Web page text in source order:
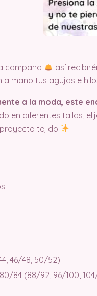
campana
así
a mano tus agujas e
a la moda, este
en diferentes tallas,
tejido
46/48, 50/52).
80/84 (88/92, 96/100, 104/